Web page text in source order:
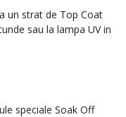
un strat de Top Coat
sau la lampa UV in
speciale Soak Off